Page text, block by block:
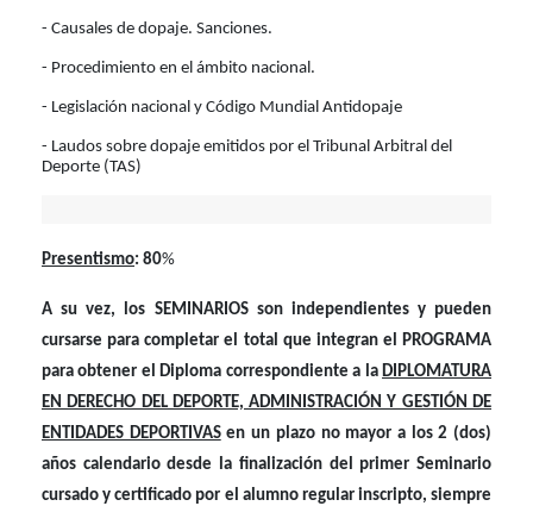
- Causales de dopaje. Sanciones.
- Procedimiento en el ámbito nacional.
- Legislación nacional y Código Mundial Antidopaje
- Laudos sobre dopaje emitidos por el Tribunal Arbitral del
Deporte (TAS)
Presentismo: 80%
A su vez, los SEMINARIOS son independientes y pueden
cursarse para completar el total que integran el PROGRAMA
para obtener el Diploma correspondiente a la DIPLOMATURA
EN DERECHO DEL DEPORTE, ADMINISTRACIÓN Y GESTIÓN DE
ENTIDADES DEPORTIVASen un plazo no mayor a los 2 (dos)
años calendario desde la finalización del primer Seminario
cursado y certificado por el alumno regular inscripto, siempre